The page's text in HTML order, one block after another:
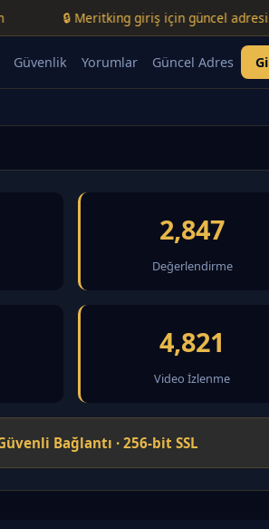
🔒 Meritking giriş için güncel adresiniz:
Güvenlik Yorumlar Güncel Adres
2,847
Değerlendirme
4,821
Video İzlenme
Bağlantı · 256-bit SSL